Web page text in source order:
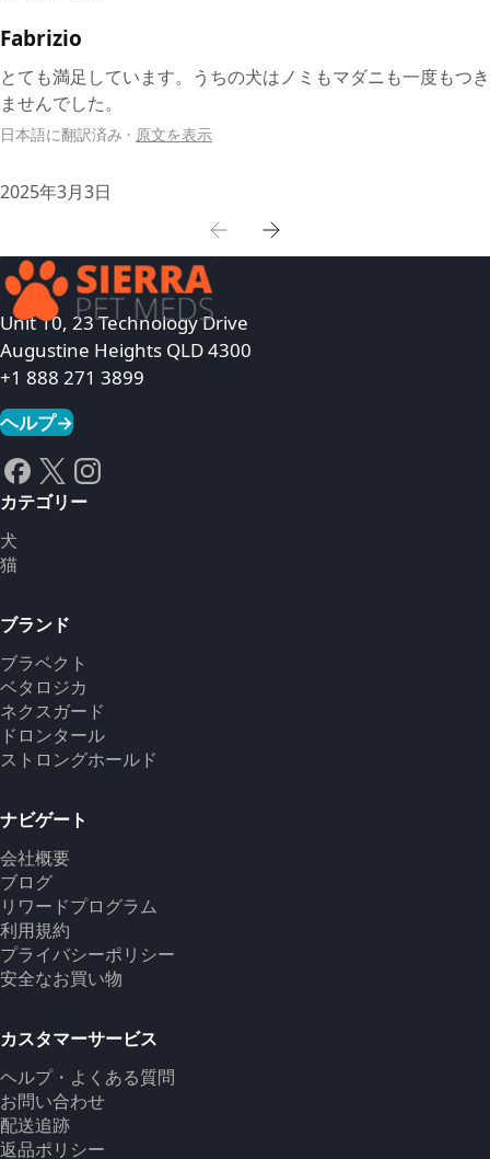
Fabrizio
とても満足しています。うちの犬はノミもマダニも一度もつき
ませんでした。
日本語に翻訳済み · 原文を表示
2025年3月3日
Unit 10, 23 Technology Drive
Augustine Heights QLD 4300
+1 888 271 3899
ヘルプ→
カテゴリー
犬
猫
ブランド
ブラベクト
ベタロジカ
ネクスガード
ドロンタール
ストロングホールド
ナビゲート
会社概要
ブログ
リワードプログラム
利用規約
プライバシーポリシー
安全なお買い物
カスタマーサービス
ヘルプ・よくある質問
お問い合わせ
配送追跡
返品ポリシー